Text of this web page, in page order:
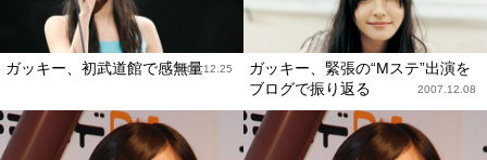
ガッキー、初武道館で感無量2007.12.25
ガッキー、緊張の“Mステ”出演を
ブログで振り返る
2007.12.08